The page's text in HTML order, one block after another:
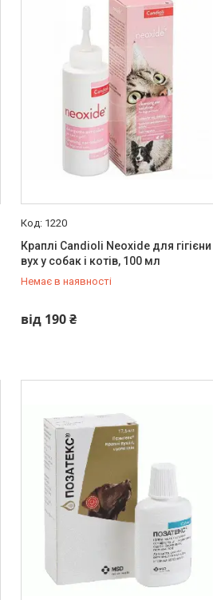
1220
Краплі Candioli Neoxide для гігієни
вух у собак і котів, 100 мл
Немає в наявності
від 190 ₴
+380 (93) 384-27-90